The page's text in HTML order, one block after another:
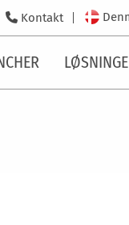
Kontakt